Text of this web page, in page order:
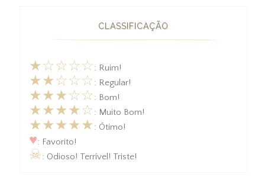
CLASSIFICAÇÃO
★☆☆☆☆: Ruim!
★★☆☆☆: Regular!
★★★☆☆: Bom!
★★★★☆: Muito Bom!
★★★★★: Ótimo!
♥: Favorito!
☠: Odioso! Terrível! Triste!